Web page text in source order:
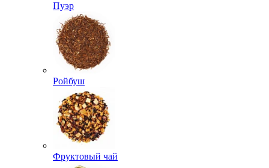
Пуэр
Ройбуш
Фруктовый чай